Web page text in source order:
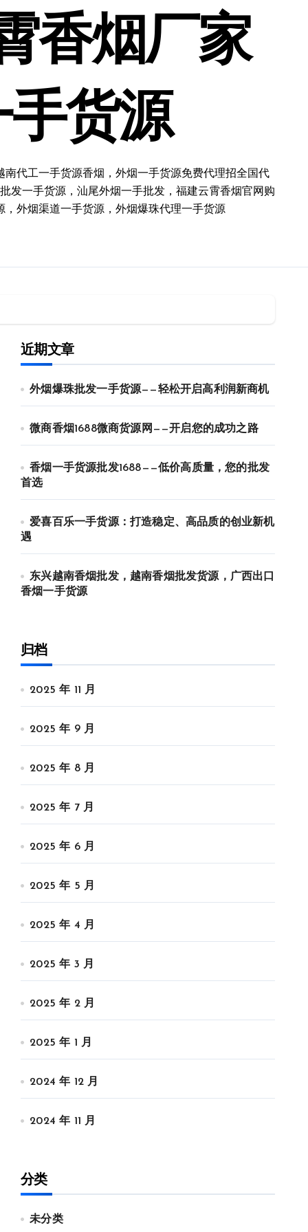
香烟厂家
货源
代工一手货源香烟，外烟一手货源免费代理招全国代
发一手货源，汕尾外烟一手批发，福建云霄香烟官网购
外烟渠道一手货源，外烟爆珠代理一手货源
近期文章
外烟爆珠批发一手货源——轻松开启高利润新商机
微商香烟1688微商货源网——开启您的成功之路
香烟一手货源批发1688——低价高质量，您的批发
首选
爱喜百乐一手货源：打造稳定、高品质的创业新机
遇
东兴越南香烟批发，越南香烟批发货源，广西出口
香烟一手货源
归档
2025 年 11 月
2025 年 9 月
2025 年 8 月
2025 年 7 月
2025 年 6 月
2025 年 5 月
2025 年 4 月
2025 年 3 月
2025 年 2 月
2025 年 1 月
2024 年 12 月
2024 年 11 月
分类
未分类